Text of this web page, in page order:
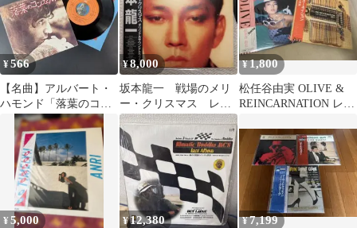
¥566
【名曲】アルバート・
ハモンド「落葉のコン
チェルト」7インチレコ
ード EP
¥8,000
坂本龍一 戦場のメリ
ー・クリスマス レコ
ード 帯付き
¥1,800
松任谷由実 OLIVE &
REINCARNATION レコ
¥5,000 ¥12,380 ¥7,199